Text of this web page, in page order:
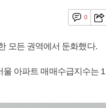
0
모든 권역에서 둔화했다.
울 아파트 매매수급지수는 1